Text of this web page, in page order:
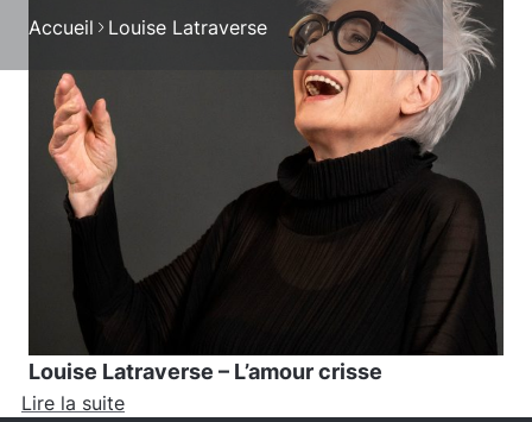
Accueil Louise Latraverse
Louise Latraverse – L’amour crisse
Lire la suite